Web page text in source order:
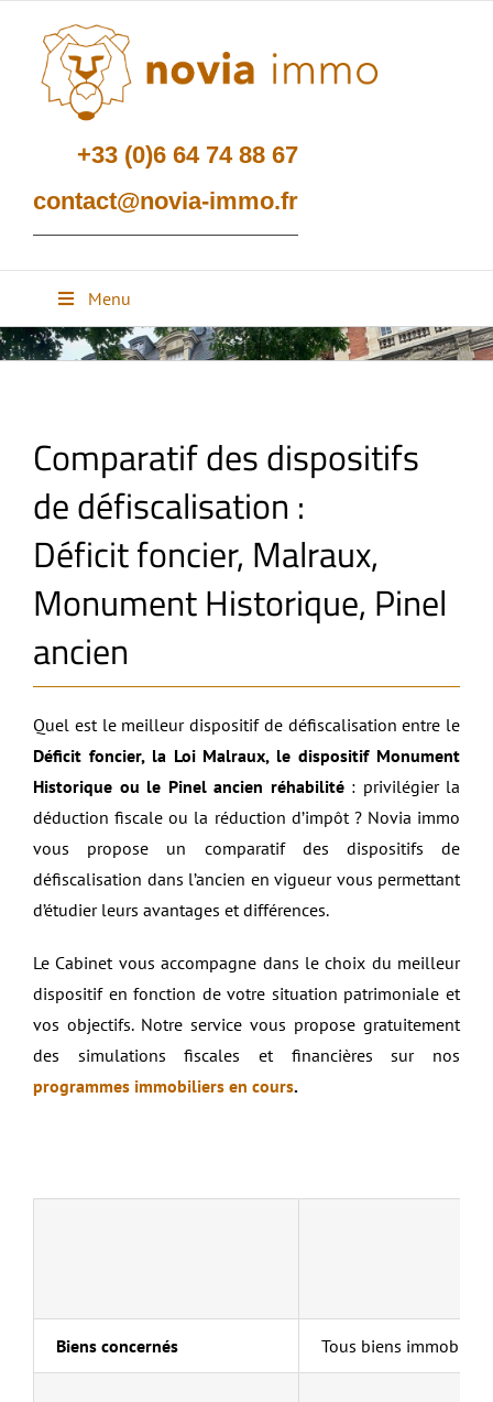
contenu
+33 (0)6 64 74 88 67
contact@novia-immo.fr
Menu
Comparatif des dispositifs
de défiscalisation :
Déficit foncier, Malraux,
Monument Historique, Pinel
ancien
Quel est le meilleur dispositif de défiscalisation entre le
Déficit foncier, la Loi Malraux, le dispositif Monument
Historique ou le Pinel ancien réhabilité: privilégier la
déduction fiscale ou la réduction d’impôt ? Novia immo
vous propose un comparatif des dispositifs de
défiscalisation dans l’ancien en vigueur vous permettant
d’étudier leurs avantages et différences.
Le Cabinet vous accompagne dans le choix du meilleur
dispositif en fonction de votre situation patrimoniale et
vos objectifs. Notre service vous propose gratuitement
des simulations fiscales et financières sur nos
programmes immobiliers en cours.
Biens concernés Tous biens